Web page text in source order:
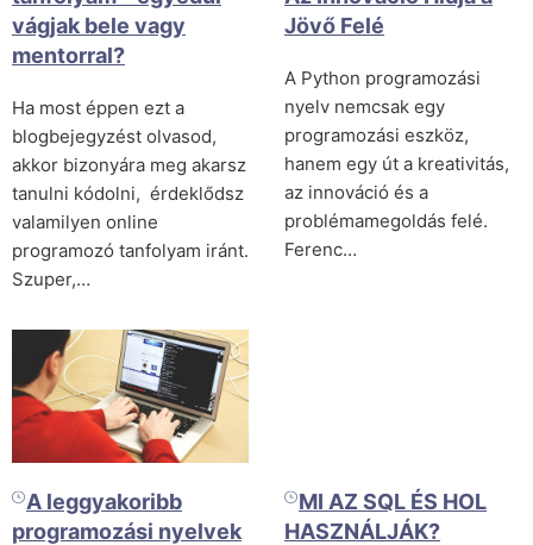
vágjak bele vagy
mentorral?
Ha most éppen ezt a
blogbejegyzést olvasod,
akkor bizonyára meg akarsz
tanulni kódolni, érdeklődsz
valamilyen online
programozó tanfolyam iránt.
Szuper,…
Jövő Felé
A Python programozási
nyelv nemcsak egy
programozási eszköz,
hanem egy út a kreativitás,
az innováció és a
problémamegoldás felé.
Ferenc…
A leggyakoribb
programozási nyelvek
MI AZ SQL ÉS HOL
HASZNÁLJÁK?